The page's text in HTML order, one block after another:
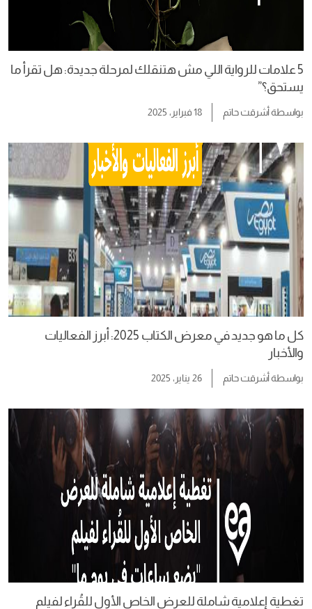
5 علامات للرواية اللي مش هتنقلك لمرحلة جديدة: هل تقرأ ما
يستحق؟”
بواسطةأشرقت حاتم 18 فبراير، 2025
كل ما هو جديد في معرض الكتاب 2025: أبرز الفعاليات
والأخبار
بواسطةأشرقت حاتم 26 يناير، 2025
تغطية إعلامية شاملة للعرض الخاص الأول للقُراء لفيلم